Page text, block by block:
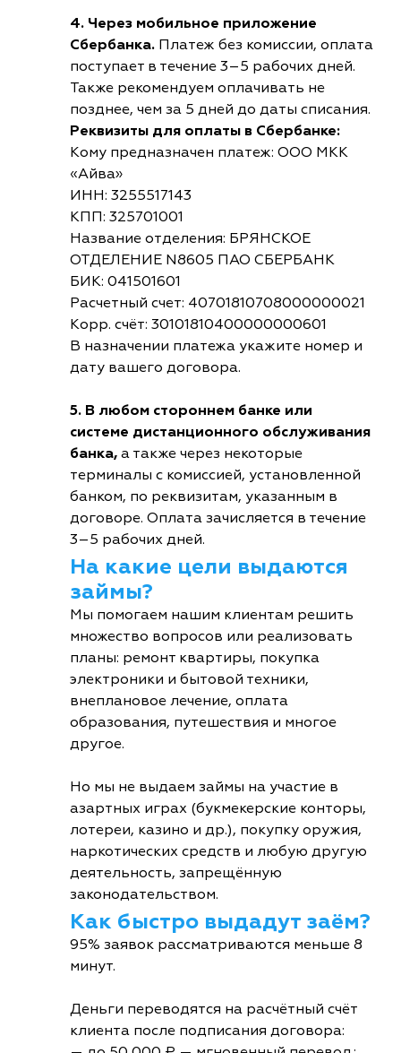
4. Через мобильное приложение
Сбербанка. Платеж без комиссии, оплата
поступает в течение 3–5 рабочих дней.
Также рекомендуем оплачивать не
позднее, чем за 5 дней до даты списания.
Реквизиты для оплаты в Сбербанке:
Кому предназначен платеж: ООО МКК
«Айва»
ИНН: 3255517143
КПП: 325701001
Название отделения: БРЯНСКОЕ
ОТДЕЛЕНИЕ N8605 ПАО СБЕРБАНК
БИК: 041501601
Расчетный счет: 40701810708000000021
Корр. счёт: 30101810400000000601
В назначении платежа укажите номер и
дату вашего договора.
5. В любом стороннем банке или
системе дистанционного обслуживания
банка, а также через некоторые
терминалы с комиссией, установленной
банком, по реквизитам, указанным в
договоре. Оплата зачисляется в течение
3–5 рабочих дней.
На какие цели выдаются
займы?
Мы помогаем нашим клиентам решить
множество вопросов или реализовать
планы: ремонт квартиры, покупка
электроники и бытовой техники,
внеплановое лечение, оплата
образования, путешествия и многое
другое.
Но мы не выдаем займы на участие в
азартных играх (букмекерские конторы,
лотереи, казино и др.), покупку оружия,
наркотических средств и любую другую
деятельность, запрещённую
законодательством.
Как быстро выдадут заём?
95% заявок рассматриваются меньше 8
минут.
Деньги переводятся на расчётный счёт
клиента после подписания договора: